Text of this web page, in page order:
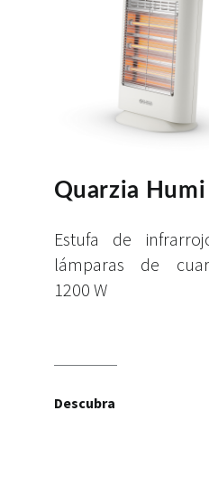
Quarzia Humi
Estufa de
lámparas de
1200 W
Descubra